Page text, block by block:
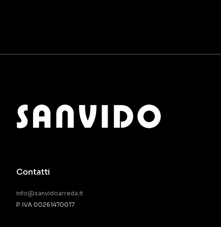
Contatti
info@sanvidoarreda.it
P. IVA 00261470017